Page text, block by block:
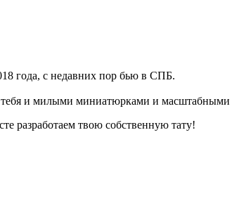
года, с недавних пор бью в СПБ.
тебя и милыми миниатюрками и
разработаем твою собственную тату!